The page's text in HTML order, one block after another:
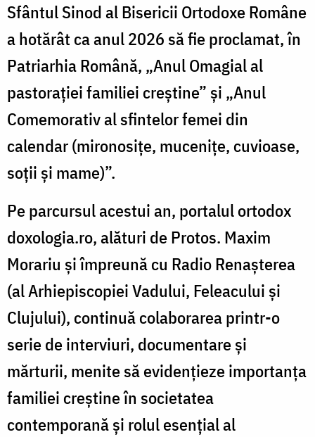
Sfântul Sinod al Bisericii Ortodoxe Române
a hotărât ca anul 2026 să fie proclamat, în
Patriarhia Română, „Anul Omagial al
pastorației familiei creștine” și „Anul
Comemorativ al sfintelor femei din
calendar (mironosițe, mucenițe, cuvioase,
soții și mame)”.
Pe parcursul acestui an, portalul ortodox
doxologia.ro, alături de Protos. Maxim
Morariu și împreună cu Radio Renașterea
(al Arhiepiscopiei Vadului, Feleacului și
Clujului), continuă colaborarea printr-o
serie de interviuri, documentare și
mărturii, menite să evidențieze importanța
familiei creștine în societatea
contemporană și rolul esențial al